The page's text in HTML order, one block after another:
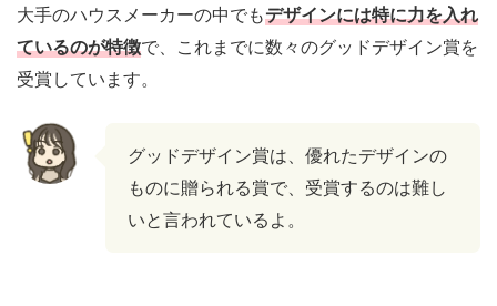
大手のハウスメーカーの中でもデザインには特に力を入れ
ているのが特徴で、これまでに数々のグッドデザイン賞を
受賞しています。
グッドデザイン賞は、優れたデザインの
ものに贈られる賞で、受賞するのは難し
いと言われているよ。